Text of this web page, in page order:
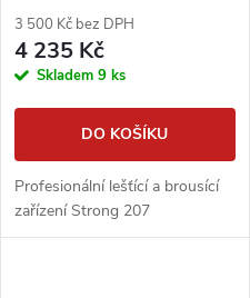
3 500 Kč bez DPH
4 235 Kč
Skladem 9 ks
DO KOŠÍKU
Profesionální lešťící a brousící
zařízení Strong 207